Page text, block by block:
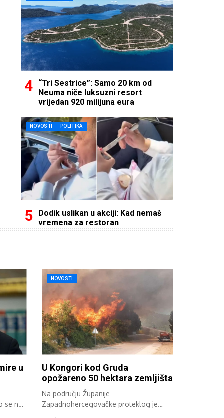
“Tri Sestrice”: Samo 20 km od
Neuma niče luksuzni resort
vrijedan 920 milijuna eura
NOVOSTI POLITIKA
Dodik uslikan u akciji: Kad nemaš
vremena za restoran
u
se na
NOVOSTI
U Kongori kod Gruda
opožareno 50 hektara zemljišta
Na području Županije
Zapadnohercegovačke proteklog je